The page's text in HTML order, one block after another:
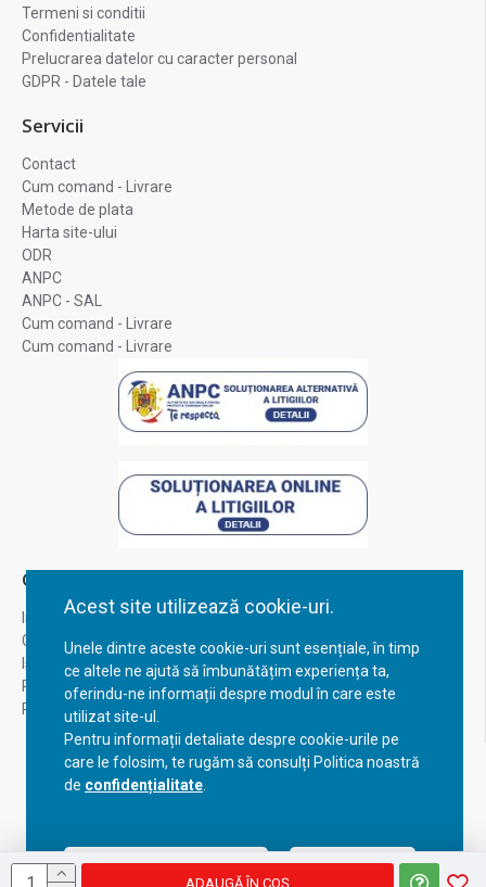
Acest site utilizează cookie-uri.
Unele dintre aceste cookie-uri sunt esențiale, în timp
ce altele ne ajută să îmbunătățim experiența ta,
oferindu-ne informații despre modul în care este
utilizat site-ul.
Pentru informații detaliate despre cookie-urile pe
care le folosim, te rugăm să consulți Politica noastră
de confidențialitate
Acceptă setările curente Configurează
ADAUGĂ ÎN COŞ
Termeni si conditii
Confidentialitate
Prelucrarea datelor cu caracter personal
GDPR - Datele tale
Servicii
Contact
Cum comand - Livrare
Metode de plata
Harta site-ului
ODR
ANPC
ANPC - SAL
Cum comand - Livrare
Cum comand - Livrare
Contul Meu
Inregistrare
Contul meu
Istoric comenzi
Recuperare parola
Returnare produs